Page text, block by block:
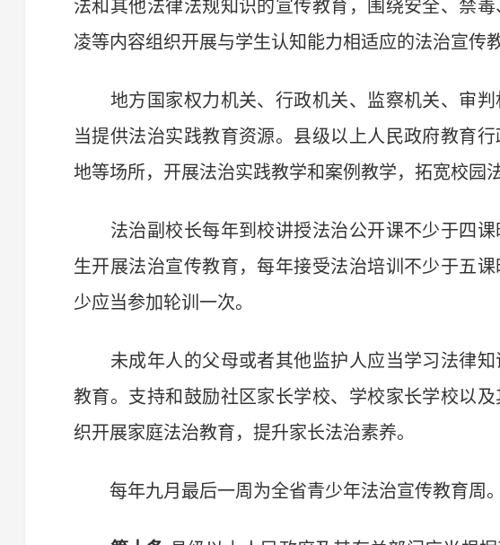
法和其他法律法规知识的宣传教育，围绕安全、禁
凌等内容组织开展与学生认知能力相适应的法治宣传
地方国家权力机关、行政机关、监察机关、审判
当提供法治实践教育资源。县级以上人民政府教育
地等场所，开展法治实践教学和案例教学，拓宽校园
法治副校长每年到校讲授法治公开课不少于四课
生开展法治宣传教育，每年接受法治培训不少于五
少应当参加轮训一次。
未成年人的父母或者其他监护人应当学习法律知
教育。支持和鼓励社区家长学校、学校家长学校以
织开展家庭法治教育，提升家长法治素养。
每年九月最后一周为全省青少年法治宣传教育周。